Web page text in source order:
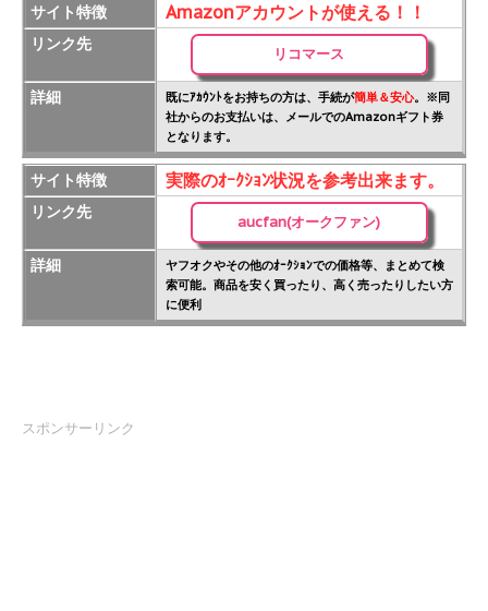
サイト特徴 Amazonアカウントが使える！！
リンク先
リコマース
詳細 既にｱｶｳﾝﾄをお持ちの方は、手続が簡単＆安心。※同
社からのお支払いは、メールでのAmazonギフト券
となります。
サイト特徴 実際のｵｰｸｼｮﾝ状況を参考出来ます。
リンク先
aucfan(オークファン)
詳細
ヤフオクやその他のｵｰｸｼｮﾝでの価格等、まとめて検
索可能。商品を安く買ったり、高く売ったりしたい方
に便利
スポンサーリンク